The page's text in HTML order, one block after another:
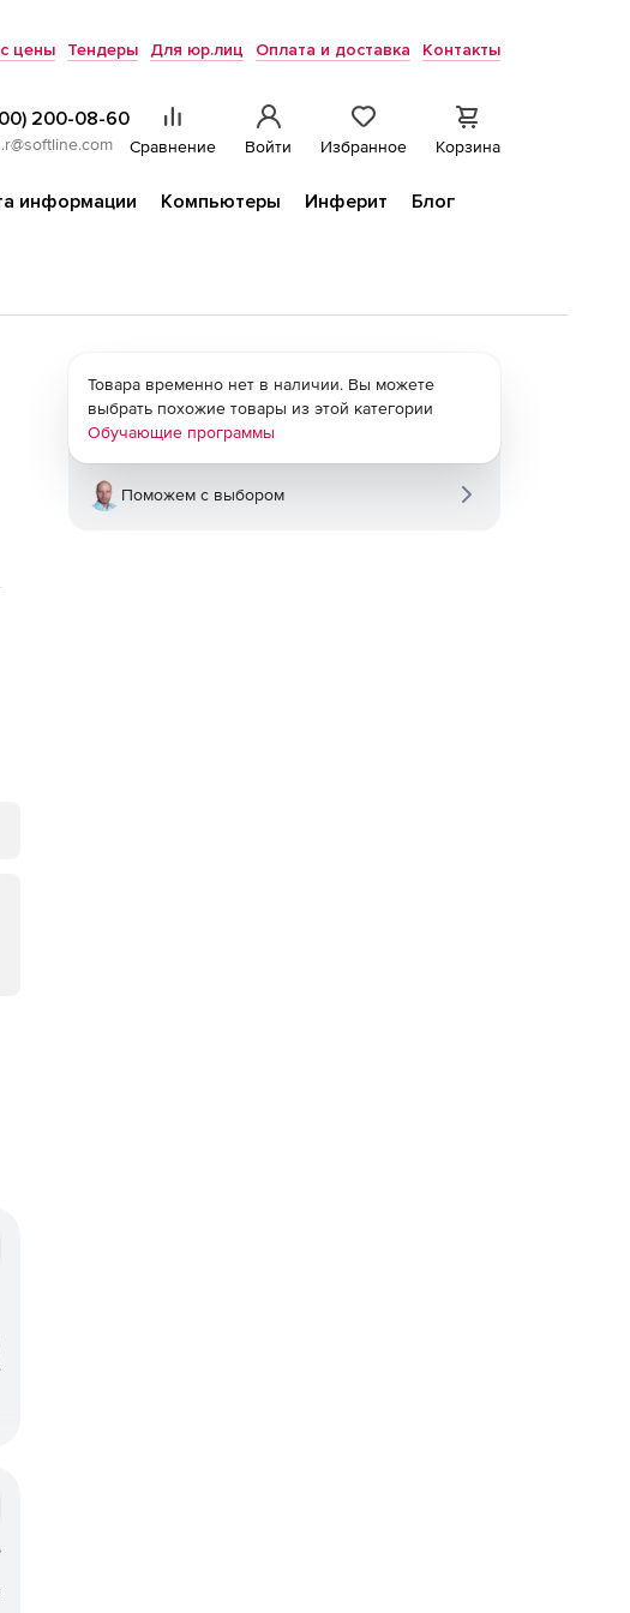
цены Тендеры Для юр.лиц Оплата и доставка Контакты
200-08-60
Сравнение Войти Избранное Корзина
информации Компьютеры Инферит
Блог
Товара временно нет в наличии. Вы можете
выбрать похожие товары из этой категории
Обучающие программы
Поможем с выбором